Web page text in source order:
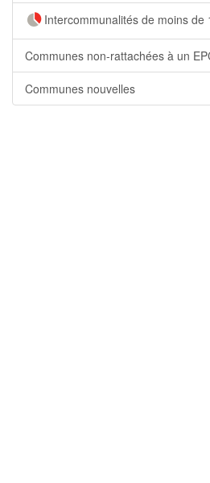
Intercommunalités de moins de
Communes non-rattachées à un
Communes nouvelles